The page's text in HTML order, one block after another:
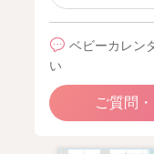
ベビーカレン
い
ご質問